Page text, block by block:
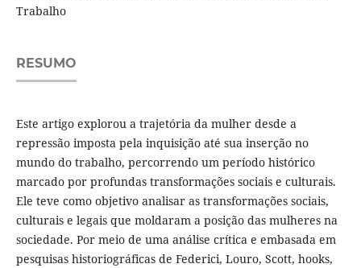
Trabalho
RESUMO
Este artigo explorou a trajetória da mulher desde a
repressão imposta pela inquisição até sua inserção no
mundo do trabalho, percorrendo um período histórico
marcado por profundas transformações sociais e culturais.
Ele teve como objetivo analisar as transformações sociais,
culturais e legais que moldaram a posição das mulheres na
sociedade. Por meio de uma análise crítica e embasada em
pesquisas historiográficas de Federici, Louro, Scott, hooks,